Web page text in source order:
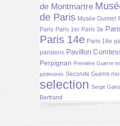
de Montmartre
de Paris Musée Guimet
Paris Paris 1er Paris 3e
Paris 14e Paris 18e
parisiens Pavillon
Perpignan Première Guerre
pédestres Seconde Guerre
selection Serge
Bertrand